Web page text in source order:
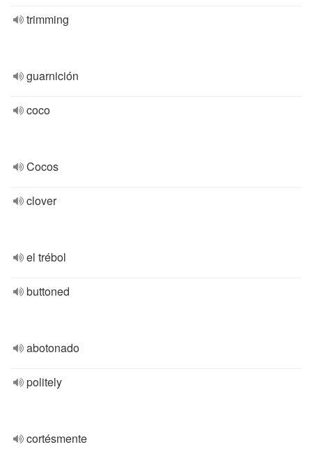
trimming
guarnición
coco
Cocos
clover
el trébol
buttoned
abotonado
politely
cortésmente